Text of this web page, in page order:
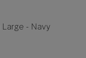
- Navy